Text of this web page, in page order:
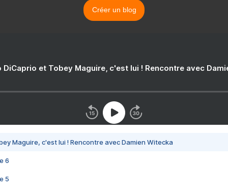
Créer un blog
DiCaprio et Tobey Maguire, c'est lui ! Rencontre avec
Maguire, c'est lui ! Rencontre avec Damien Witecka
6
5